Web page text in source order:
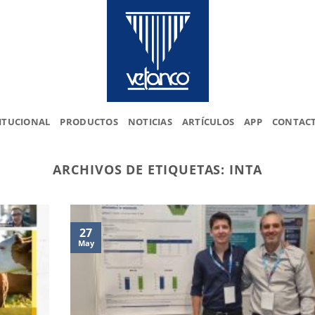
PRODUCTOS NOTICIAS ARTÍCULOS APP
ARCHIVOS DE ETIQUETAS: INTA
27
May